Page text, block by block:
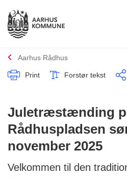
Aarhus Rådhus
Print Forstør tekst
Juletræstænding
Rådhuspladsen
november 2025
Velkommen til den